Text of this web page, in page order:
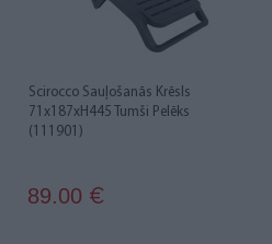
Scirocco Sauļošanās Krēsls
71x187xH445 Tumši Pelēks
(111901)
89.00 €